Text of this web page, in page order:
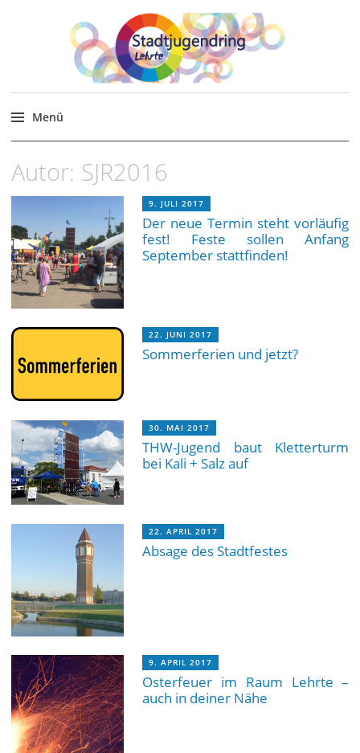
Stadtjugendring Lehrte
Themen, Veranstaltungen für junge Menschen in
und um Lehrte.
Menü
Inhalt
springen
Autor: SJR2016
9. JULI 2017
Der neue Termin steht vorläufig
fest! Feste sollen Anfang
September stattfinden!
22. JUNI 2017
Sommerferien und jetzt?
30. MAI 2017
THW-Jugend baut Kletterturm
bei Kali + Salz auf
22. APRIL 2017
Absage des Stadtfestes
9. APRIL 2017
Osterfeuer im Raum Lehrte –
auch in deiner Nähe